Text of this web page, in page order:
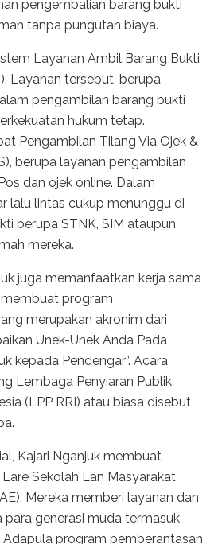
pengembalian barang bukti
tanpa pungutan biaya.
Layanan Ambil Barang Bukti
Layanan tersebut, berupa
pengambilan barang bukti
hukum tetap.
Pengambilan Tilang Via Ojek &
berupa layanan pengambilan
dan ojek online. Dalam
lalu lintas cukup menunggu di
berupa STNK, SIM ataupun
mereka.
juga memanfaatkan kerja sama
program
merupakan akronim dari
Unek-Unek Anda Pada
kepada Pendengar”. Acara
Lembaga Penyiaran Publik
(LPP RRI) atau biasa disebut
Kajari Nganjuk membuat
Sekolah Lan Masyarakat
Mereka memberi layanan dan
para generasi muda termasuk
Adapula program pemberantasan